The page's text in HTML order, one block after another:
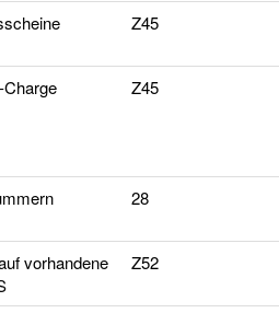
Z45
Z45
28
vorhandene
Z52